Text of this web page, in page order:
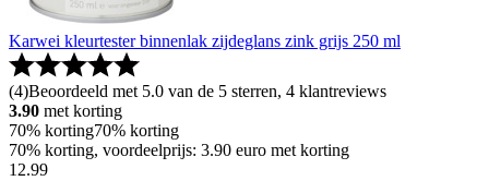
Karwei kleurtester binnenlak zijdeglans zink grijs 250 ml
(4)Beoordeeld met 5.0 van de 5 sterren, 4 klantreviews
3.90 met korting
70% korting70% korting
70% korting, voordeelprijs: 3.90 euro met korting
12.99